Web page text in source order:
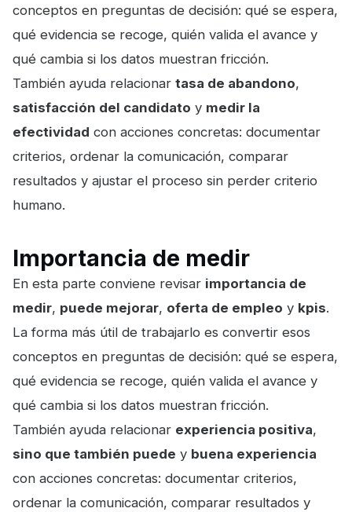
conceptos en preguntas de decisión: qué se espera,
qué evidencia se recoge, quién valida el avance y
qué cambia si los datos muestran fricción.
También ayuda relacionar tasa de abandono,
satisfacción del candidato y medir la
efectividad con acciones concretas: documentar
criterios, ordenar la comunicación, comparar
resultados y ajustar el proceso sin perder criterio
humano.
Importancia de medir
En esta parte conviene revisar importancia de
medir, puede mejorar, oferta de empleo y kpis.
La forma más útil de trabajarlo es convertir esos
conceptos en preguntas de decisión: qué se espera,
qué evidencia se recoge, quién valida el avance y
qué cambia si los datos muestran fricción.
También ayuda relacionar experiencia positiva,
sino que también puede y buena experiencia
con acciones concretas: documentar criterios,
ordenar la comunicación, comparar resultados y